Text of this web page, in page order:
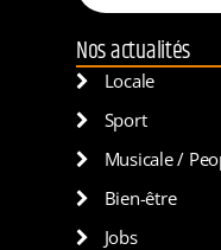
Nos actualités
Locale
Sport
Musicale /
Bien-être
Jobs